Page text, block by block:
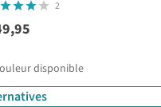
2
disponible